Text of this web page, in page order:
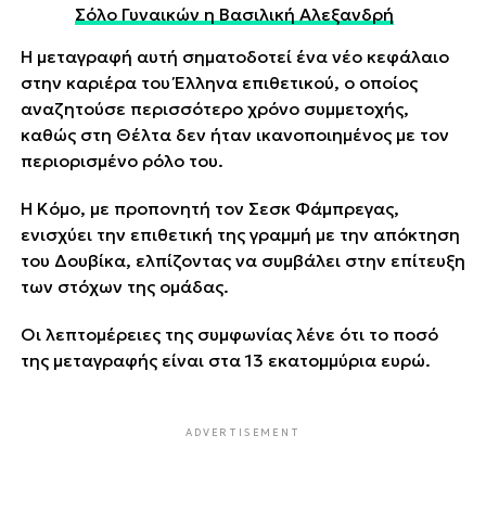
Σόλο Γυναικών η Βασιλική Αλεξανδρή
Η μεταγραφή αυτή σηματοδοτεί ένα νέο κεφάλαιο
στην καριέρα του Έλληνα επιθετικού, ο οποίος
αναζητούσε περισσότερο χρόνο συμμετοχής,
καθώς στη Θέλτα δεν ήταν ικανοποιημένος με τον
περιορισμένο ρόλο του.
Η Κόμο, με προπονητή τον Σεσκ Φάμπρεγας,
ενισχύει την επιθετική της γραμμή με την απόκτηση
του Δουβίκα, ελπίζοντας να συμβάλει στην επίτευξη
των στόχων της ομάδας.
Οι λεπτομέρειες της συμφωνίας λένε ότι το ποσό
της μεταγραφής είναι στα 13 εκατομμύρια ευρώ.
ADVERTISEMENT